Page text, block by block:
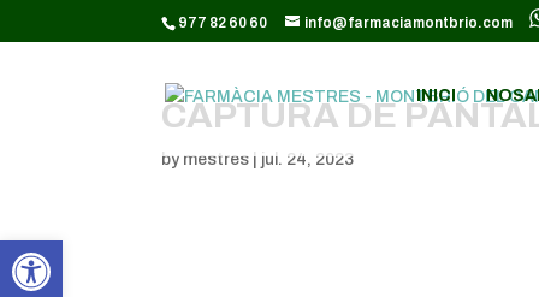
Obre la barra d'eines
CODI GOOGLE ANALYTICS:
977 82 60 60 info@farmaciamontbrio.com
INICI
CAPTURA DE
by mestres | jul. 24, 2023